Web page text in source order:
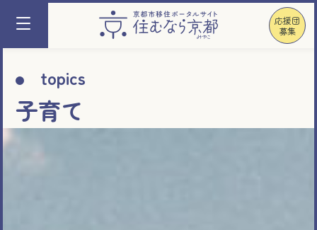
応援団
募集
topics
子育て